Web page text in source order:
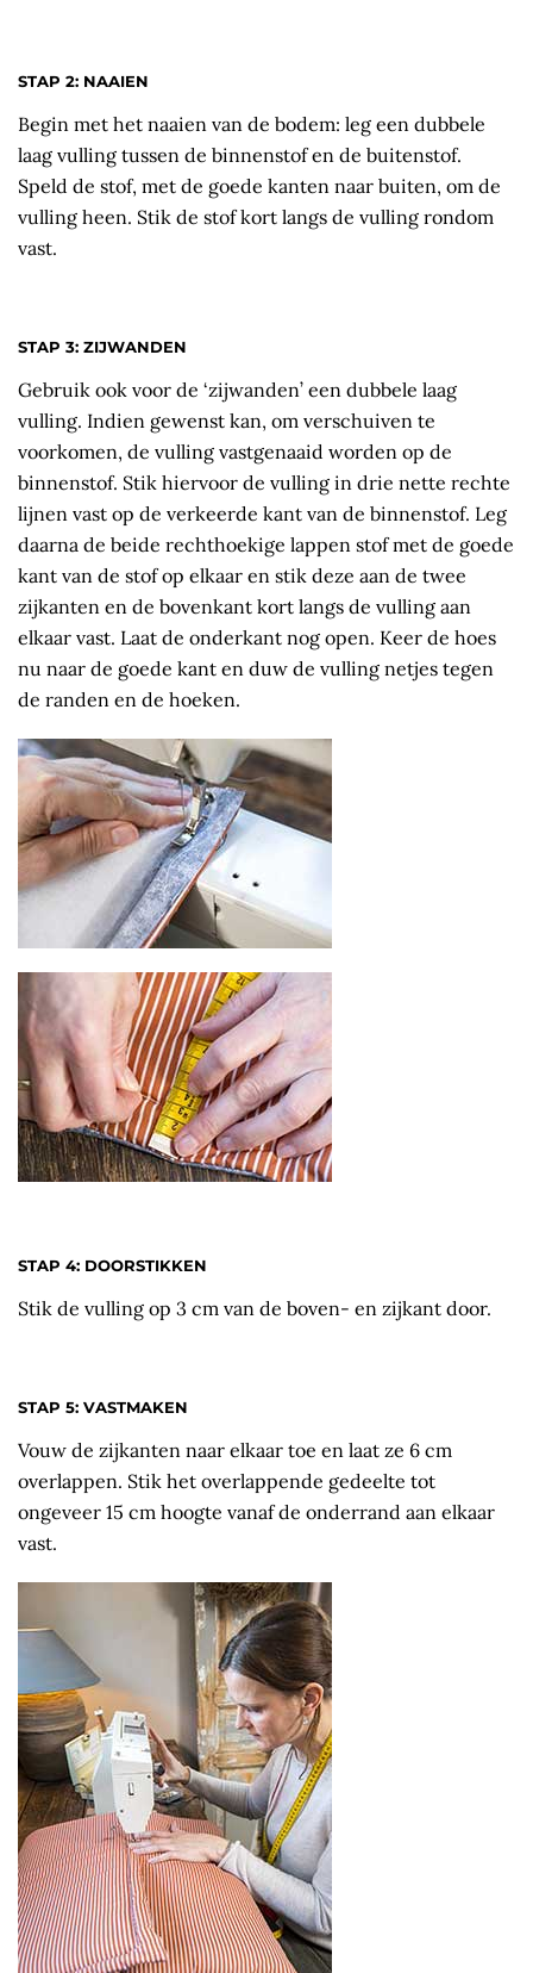
STAP 2: NAAIEN
Begin met het naaien van de bodem: leg een dubbele
laag vulling tussen de binnenstof en de buitenstof.
Speld de stof, met de goede kanten naar buiten, om de
vulling heen. Stik de stof kort langs de vulling rondom
vast.
STAP 3: ZIJWANDEN
Gebruik ook voor de ‘zijwanden’ een dubbele laag
vulling. Indien gewenst kan, om verschuiven te
voorkomen, de vulling vastgenaaid worden op de
binnenstof. Stik hiervoor de vulling in drie nette rechte
lijnen vast op de verkeerde kant van de binnenstof. Leg
daarna de beide rechthoekige lappen stof met de goede
kant van de stof op elkaar en stik deze aan de twee
zijkanten en de bovenkant kort langs de vulling aan
elkaar vast. Laat de onderkant nog open. Keer de hoes
nu naar de goede kant en duw de vulling netjes tegen
de randen en de hoeken.
STAP 4: DOORSTIKKEN
Stik de vulling op 3 cm van de boven- en zijkant door.
STAP 5: VASTMAKEN
Vouw de zijkanten naar elkaar toe en laat ze 6 cm
overlappen. Stik het overlappende gedeelte tot
ongeveer 15 cm hoogte vanaf de onderrand aan elkaar
vast.